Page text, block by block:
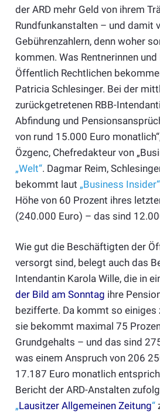
der ARD mehr Geld von ihrem
Rundfunkanstalten – und damit
Gebührenzahlern, denn woher
kommen. Was Rentnerinnen und
Öffentlich Rechtlichen
Patricia Schlesinger. Bei der
zurückgetretenen RBB-
Abfindung und
von rund 15.000 Euro
Özgenc, Chefredakteur von
„Welt“. Dagmar Reim,
bekommt laut „Business Insider“
Höhe von 60 Prozent ihres
(240.000 Euro) – das sind
Wie gut die Beschäftigten der
versorgt sind, belegt auch das
Intendantin Karola Wille, die in
der Bild am Sonntag ihre
bezifferte. Da kommt so einiges
sie bekommt maximal 75
Grundgehalts – und das sind
was einem Anspruch von 206
17.187 Euro monatlich
Bericht der ARD-Anstalten
„Lausitzer Allgemeinen Zeitung“